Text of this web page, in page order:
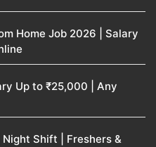
Home Job 2026 | Salary
Up to ₹25,000 | Any
Shift | Freshers &